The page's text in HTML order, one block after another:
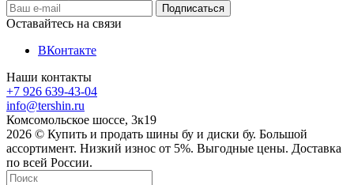
Оставайтесь на связи
ВКонтакте
Наши контакты
+7 926 639-43-04
info@tershin.ru
Комсомольское шоссе, 3к19
2026 © Купить и продать шины бу и диски бу. Большой
ассортимент. Низкий износ от 5%. Выгодные цены. Доставка
по всей России.